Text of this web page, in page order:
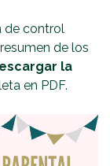
de control
de los
la
en PDF.